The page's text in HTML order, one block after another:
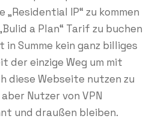
IP“ zu kommen
a Plan“ Tarif zu buchen
in Summe kein ganz billiges
der einzige Weg um mit
diese Webseite nutzen zu
Nutzer von VPN
und draußen bleiben.